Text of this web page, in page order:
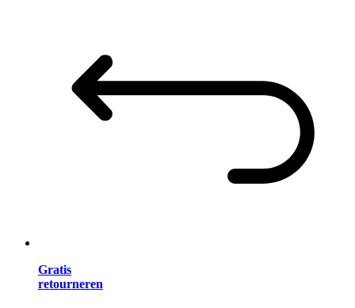
Gratis
retourneren